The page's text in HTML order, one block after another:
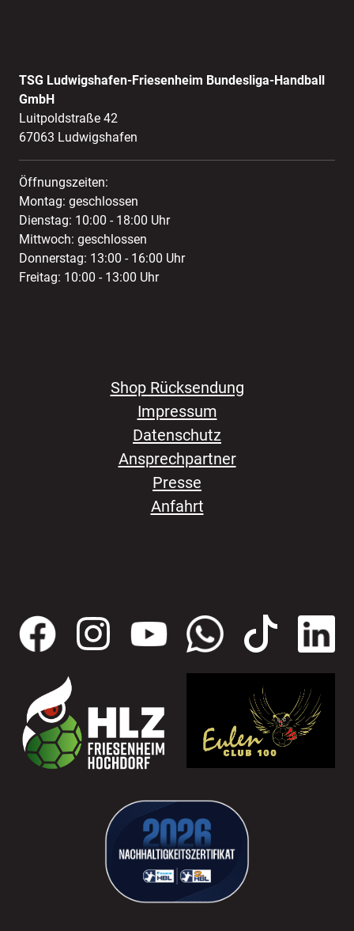
TSG Ludwigshafen-Friesenheim Bundesliga-Handball
GmbH
Luitpoldstraße 42
67063 Ludwigshafen
Öffnungszeiten:
Montag: geschlossen
Dienstag: 10:00 - 18:00 Uhr
Mittwoch: geschlossen
Donnerstag: 13:00 - 16:00 Uhr
Freitag: 10:00 - 13:00 Uhr
Shop Rücksendung
Impressum
Datenschutz
Ansprechpartner
Presse
Anfahrt